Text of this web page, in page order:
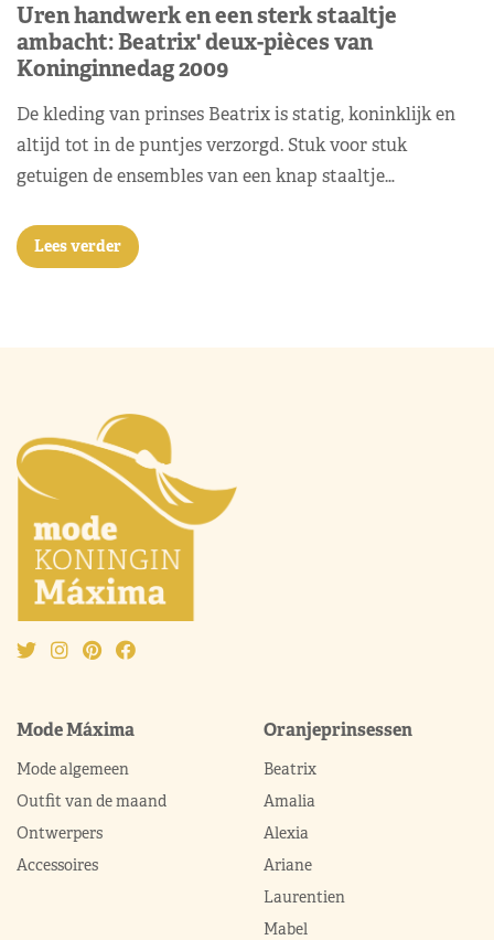
Uren handwerk en een sterk staaltje
ambacht: Beatrix' deux-pièces van
Koninginnedag 2009
De kleding van prinses Beatrix is statig, koninklijk en
altijd tot in de puntjes verzorgd. Stuk voor stuk
getuigen de ensembles van een knap staaltje…
Lees verder
Mode Máxima
Mode algemeen
Outfit van de maand
Ontwerpers
Accessoires
Oranjeprinsessen
Beatrix
Amalia
Alexia
Ariane
Laurentien
Mabel